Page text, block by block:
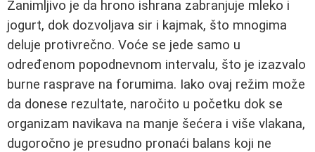
Zanimljivo je da hrono ishrana zabranjuje mleko i
jogurt, dok dozvoljava sir i kajmak, što mnogima
deluje protivrečno. Voće se jede samo u
određenom popodnevnom intervalu, što je izazvalo
burne rasprave na forumima. Iako ovaj režim može
da donese rezultate, naročito u početku dok se
organizam navikava na manje šećera i više vlakana,
dugoročno je presudno pronaći balans koji ne